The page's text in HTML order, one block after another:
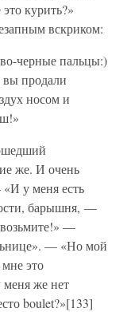
курить?»
вскриком:
черные пальцы:)
продали
носом и
же. И очень
у меня есть
барышня, —
—
— «Но мой
это
меня же нет
boulet?»[133]